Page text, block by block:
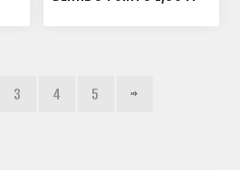
3 4 5